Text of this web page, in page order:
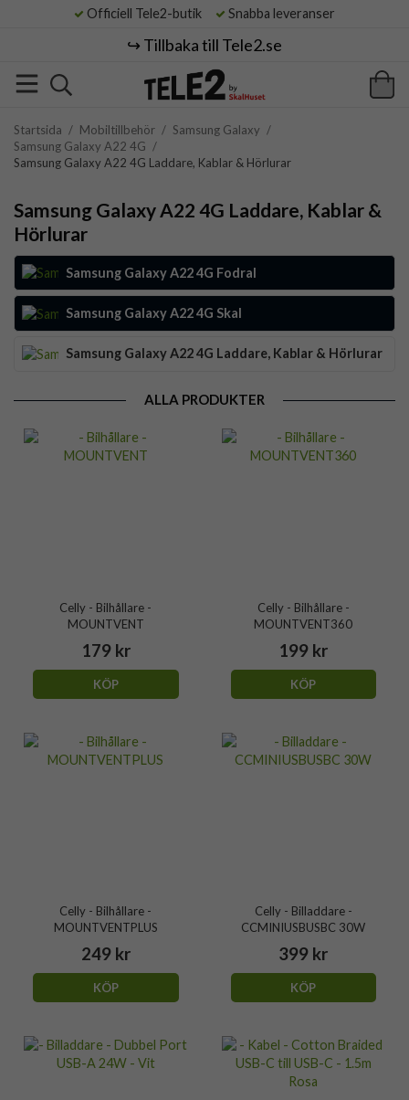
Officiell Tele2-butik Snabba leveranser
↪️ Tillbaka till Tele2.se
Startsida / Mobiltillbehör / Samsung Galaxy /
Samsung Galaxy A22 4G /
Samsung Galaxy A22 4G Laddare, Kablar & Hörlurar
Samsung Galaxy A22 4G Laddare, Kablar &
Hörlurar
Samsung Galaxy A22 4G Fodral
Samsung Galaxy A22 4G Skal
Samsung Galaxy A22 4G Laddare, Kablar & Hörlurar
ALLA PRODUKTER
Celly - Bilhållare -
MOUNTVENT
179 kr
KÖP
Celly - Bilhållare -
MOUNTVENT360
199 kr
KÖP
Celly - Bilhållare -
MOUNTVENTPLUS
249 kr
KÖP
Celly - Billaddare -
CCMINIUSBUSBC 30W
399 kr
KÖP